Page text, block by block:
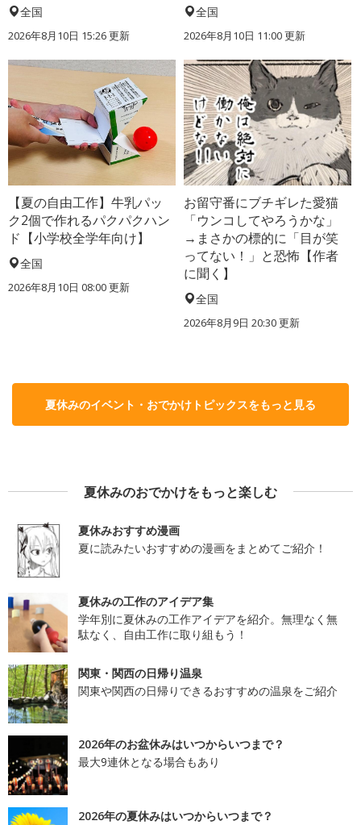
全国
2026年8月10日 15:26更新
全国
2026年8月10日 11:00更新
【夏の自由工作】牛乳パッ
ク2個で作れるパクパクハン
ド【小学校全学年向け】
全国
2026年8月10日 08:00更新
お留守番にブチギレた愛猫
「ウンコしてやろうかな」
→まさかの標的に「目が笑
ってない！」と恐怖【作者
に聞く】
全国
2026年8月9日 20:30更新
夏休みのイベント・おでかけトピックスをもっと見る
夏休みのおでかけをもっと楽しむ
夏休みおすすめ漫画
夏に読みたいおすすめの漫画をまとめてご紹介！
夏休みの工作のアイデア集
学年別に夏休みの工作アイデアを紹介。無理なく無
駄なく、自由工作に取り組もう！
関東・関西の日帰り温泉
関東や関西の日帰りできるおすすめの温泉をご紹介
2026年のお盆休みはいつからいつまで？
最大9連休となる場合もあり
2026年の夏休みはいつからいつまで？